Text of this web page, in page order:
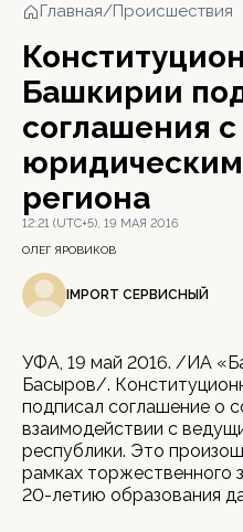
Главная/Происшествия
Башкирии
соглашения
региона
12:21 (UTC+5), 19 МАЯ 2016
ОЛЕГ ЯРОВИКОВ
IMPORT СЕРВИСНЫЙ
УФА, 19 май 2016. /ИА
Басыров/.
подписал соглашение о
взаимодействии с
республики. Это
рамках торжественного
20-летию образования